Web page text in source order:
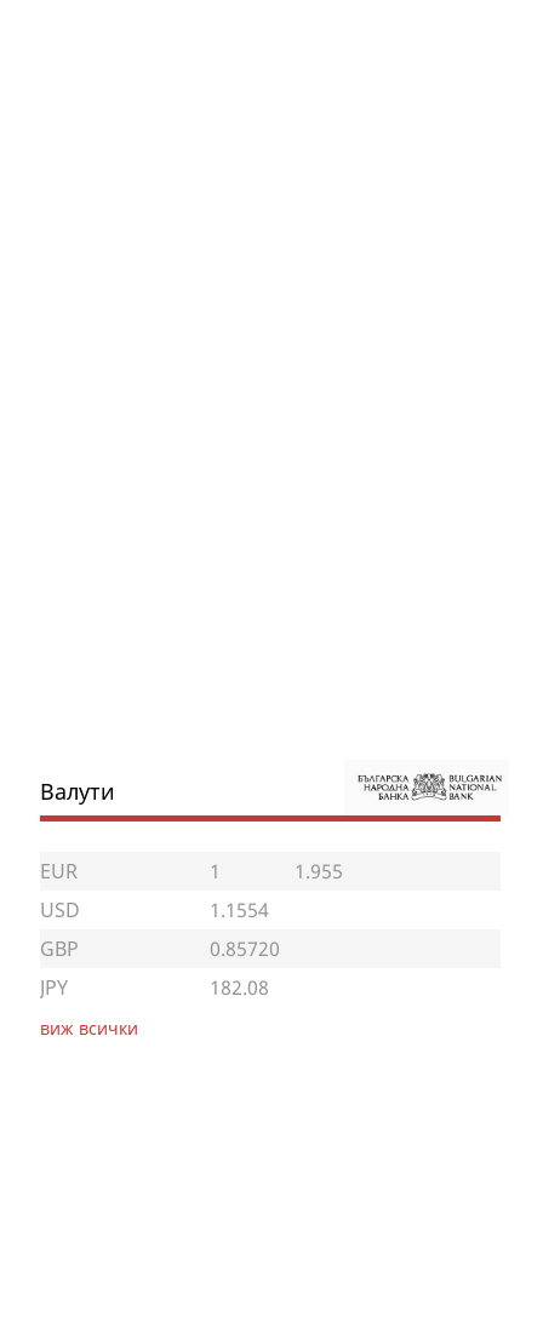
Валути
EUR 1
1.955
USD
1.1554
GBP
0.85720
JPY
182.08
виж всички